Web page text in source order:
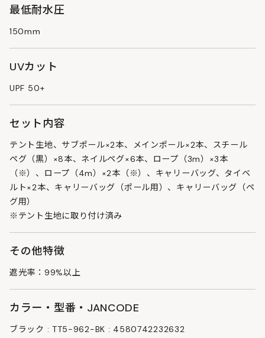
最低耐水圧
150mm
UVカット
UPF 50+
セット内容
テント生地、サブポール×2本、メインポール×2本、スチール
ペグ（黒）×8本、ネイルペグ×6本、ロープ（3m）×3本
（※）、ロープ（4m）×2本（※）、キャリーバッグ、タイベ
ルト×2本、キャリーバッグ（ポール用）、キャリーバッグ（ペ
グ用）
※テント生地に取り付け済み
その他特徴
遮光率：99%以上
カラー・型番・JANCODE
ブラック : TT5-962-BK : 4580742232632